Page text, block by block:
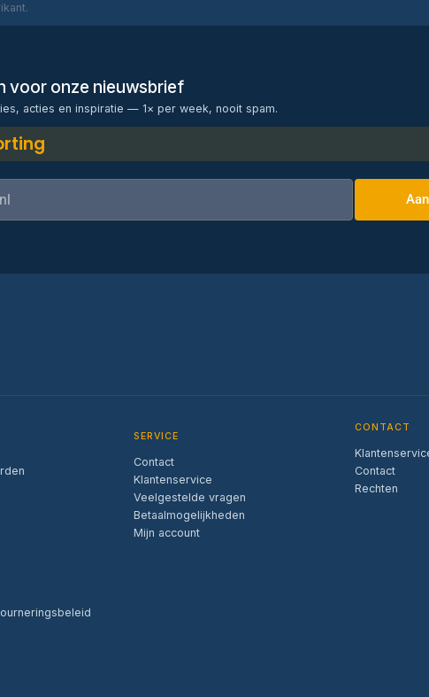
voor onze nieuwsbrief
acties en inspiratie — 1× per week, nooit spam.
SERVICE
Contact
Klantenservice
Veelgestelde vragen
Betaalmogelijkheden
Mijn account
CONTACT
Contact
Rechten